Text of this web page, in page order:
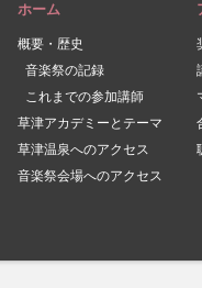
ホーム
概要・歴史
音楽祭の記録
これまでの参加講師
草津アカデミーとテーマ
草津温泉へのアクセス
音楽祭会場へのアクセス